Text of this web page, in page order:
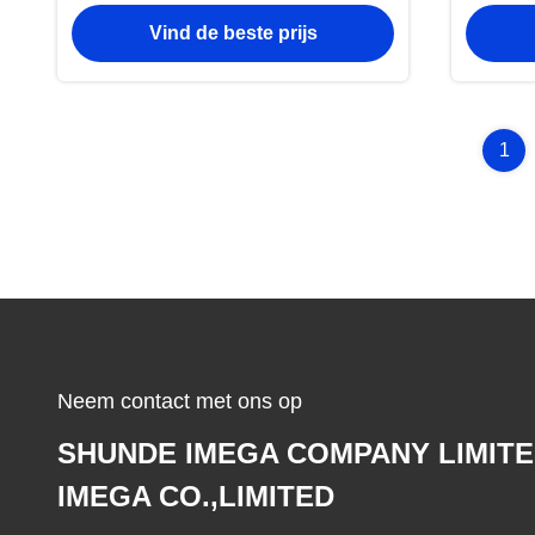
de Houders Kleine Metaal
Onverwachte de Haaksleutelring
Vind de beste prijs
1
Neem contact met ons op
SHUNDE IMEGA COMPANY
IMEGA CO.,LIMITED